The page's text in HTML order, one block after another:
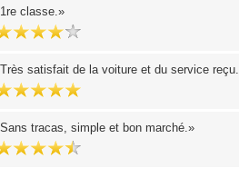
1re classe.
Très satisfait de la voiture et du service reçu.
Sans tracas, simple et bon marché.